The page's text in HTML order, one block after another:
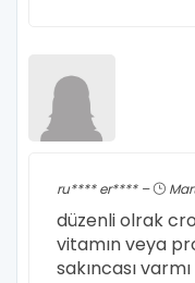
ru**** er**** –
düzenli olrak
vitamın veya
sakıncası varmı